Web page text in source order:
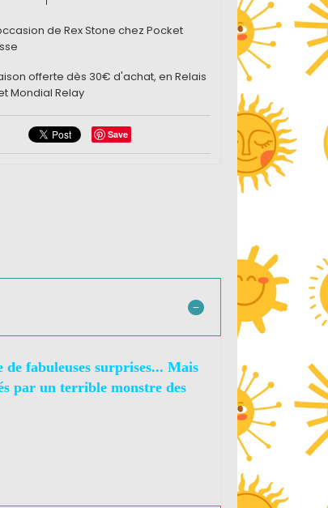
de Rex Stone chez Pocket
offerte dès 30€ d'achat, en Relais
Mondial Relay
Save
fabuleuses surprises... Mais
par un terrible monstre des